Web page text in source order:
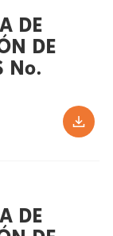
DE
DE
No.
DE